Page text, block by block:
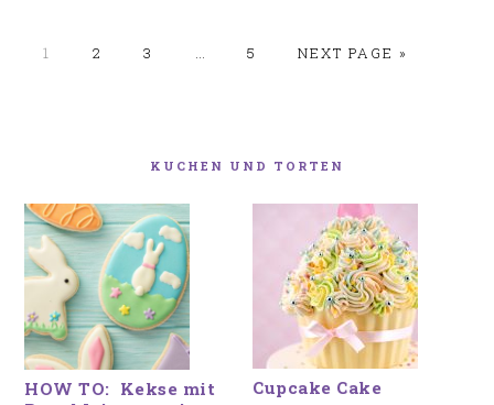
GO
1
GO
2
GO
3 …
GO
5
GO
NEXT PAGE »
KUCHEN UND TORTEN
HOW TO: Kekse mit
Cupcake Cake